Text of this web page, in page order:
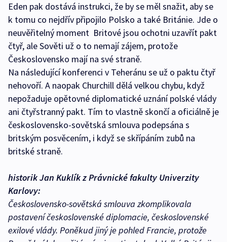
Eden pak dostává instrukci, že by se měl snažit, aby se
k tomu co nejdřív připojilo Polsko a také Británie. Jde o
neuvěřitelný moment ­ Britové jsou ochotni uzavřít pakt
čtyř, ale Sověti už o to nemají zájem, protože
Československo mají na své straně.
Na následující konferenci v Teheránu se už o paktu čtyř
nehovoří. A naopak Churchill dělá velkou chybu, když
nepožaduje opětovné diplomatické uznání polské vlády
ani čtyřstranný pakt. Tím to vlastně skončí a oficiálně je
československo-sovětská smlouva podepsána s
britským posvěcením, i když se skřípáním zubů na
britské straně.
historik Jan Kuklík z Právnické fakulty Univerzity
Karlovy:
Československo-sovětská smlouva zkomplikovala
postavení československé diplomacie, československé
exilové vlády. Poněkud jiný je pohled Francie, protože